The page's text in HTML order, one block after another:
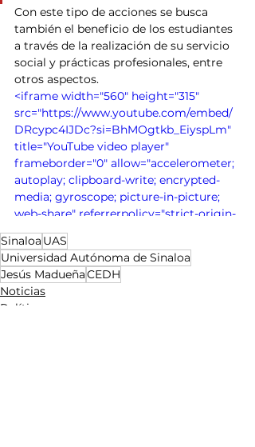
Con este tipo de acciones se busca
también el beneficio de los estudiantes
a través de la realización de su servicio
social y prácticas profesionales, entre
otros aspectos.
<iframe width="560" height="315"
src="https://www.youtube.com/embed/
DRcypc4IJDc?si=BhMOgtkb_EiyspLm"
title="YouTube video player"
frameborder="0" allow="accelerometer;
autoplay; clipboard-write; encrypted-
media; gyroscope; picture-in-picture;
web-share" referrerpolicy="strict-origin-
when-cross-origin" allowfullscreen>
</iframe>
Sinaloa UAS
Universidad Autónoma de Sinaloa
Jesús MadueñaCEDH
Noticias
Política